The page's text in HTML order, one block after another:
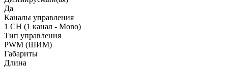
Да
Каналы управления
1 CH (1 канал - Mono)
Тип управления
PWM (ШИМ)
Габариты
Длина